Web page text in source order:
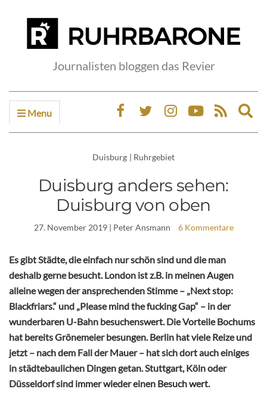
Journalisten bloggen das Revier
Menu
Duisburg | Ruhrgebiet
Duisburg anders sehen:
Duisburg von oben
27. November 2019| Peter Ansmann 6 Kommentare
Es gibt Städte, die einfach nur schön sind und die man
deshalb gerne besucht. London ist z.B. in meinen Augen
alleine wegen der ansprechenden Stimme – „Next stop:
Blackfriars.“ und „Please mind the fucking Gap“ – in der
wunderbaren U-Bahn besuchenswert. Die Vorteile Bochums
hat bereits Grönemeier besungen. Berlin hat viele Reize und
jetzt – nach dem Fall der Mauer – hat sich dort auch einiges
in städtebaulichen Dingen getan. Stuttgart, Köln oder
Düsseldorf sind immer wieder einen Besuch wert.